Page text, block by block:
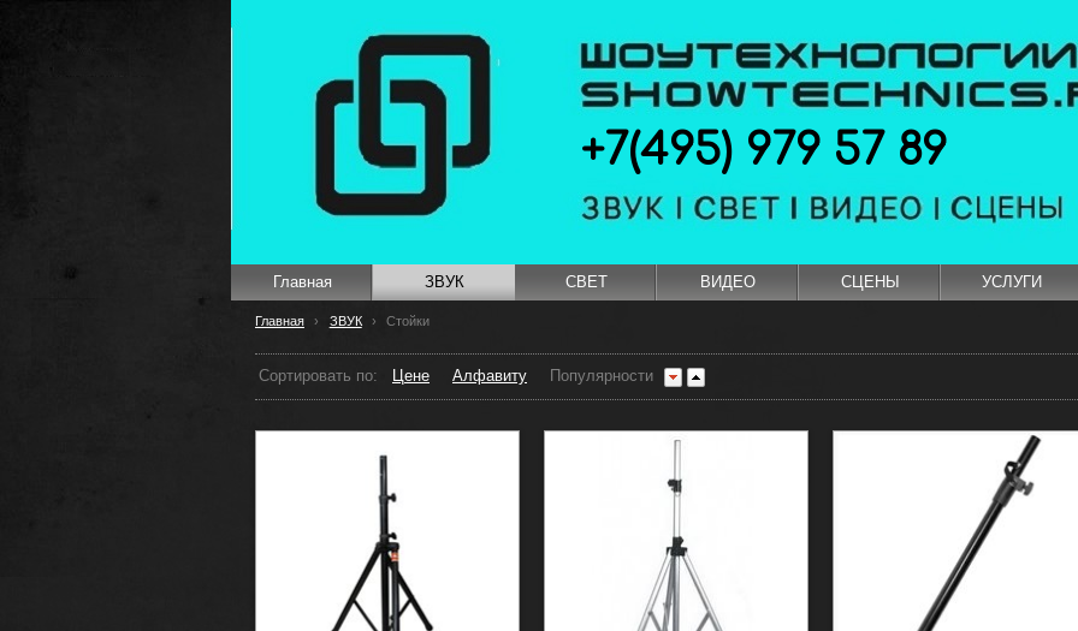
+7(495) 979 57 89
Главная ЗВУК СВЕТ ВИДЕО СЦЕНЫ УСЛУГИ
Главная › ЗВУК › Стойки
Сортировать по: Цене Алфавиту Популярности